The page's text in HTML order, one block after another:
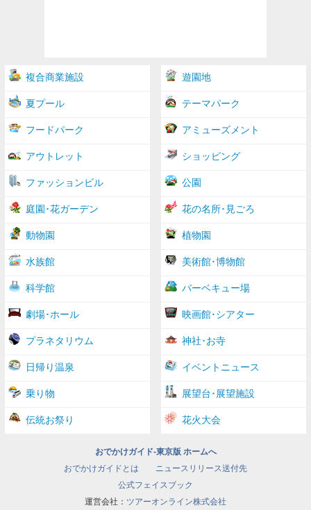
複合商業施設 遊園地
夏プール テーマパーク
フードパーク アミューズメント
アウトレット ショッピング
ファッションビル 公園
庭園･花ガーデン 花の名所･見ごろ
動物園 植物園
水族館 美術館･博物館
科学館 バーベキュー場
劇場･ホール 映画館･シアター
プラネタリウム 神社･お寺
日帰り温泉 イベントニュース
展望台･展望施設
乗り物
花火大会
伝統お祭り
おでかけガイド-東京版 ホームへ
おでかけガイドとは
ニュースリリース送付先
公式フェイスブック
運営会社： ツアーオンライン株式会社